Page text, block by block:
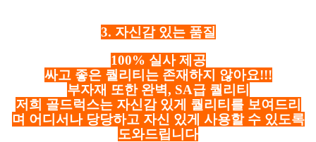
3. 자신감 있는 품질
100% 실사 제공
싸고 좋은 퀄리티는 존재하지 않아요!!!
부자재 또한 완벽, SA급 퀄리티
저희 골드럭스는 자신감 있게 퀄리티를 보여드리
며 어디서나 당당하고 자신 있게 사용할 수 있도록
도와드립니다